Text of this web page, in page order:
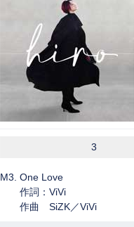
3
M3. One Love
作詞：ViVi
作曲 SiZK／ViVi